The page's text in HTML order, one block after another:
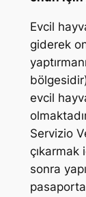
Evcil
giderek
evcil
Servizio
çıkarmak
sonra